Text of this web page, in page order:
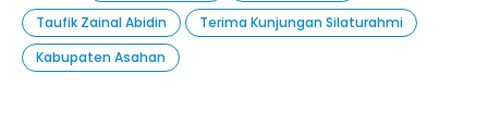
Taufik Zainal Abidin
Terima Kunjungan Silaturahmi
Kabupaten Asahan